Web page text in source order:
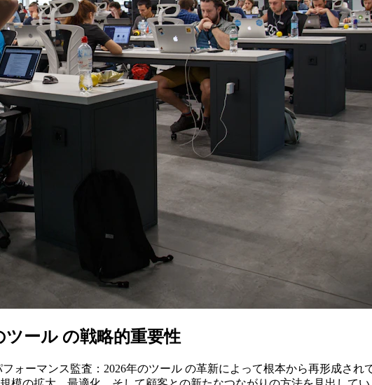
ツール の戦略的重要性
ォーマンス監査：2026年のツール の革新によって根本から再形成され